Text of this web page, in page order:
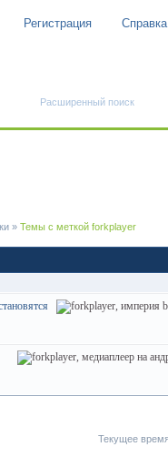
Регистрация Справка
Расширенный поиск
» Темы с меткой forkplayer
Текущее